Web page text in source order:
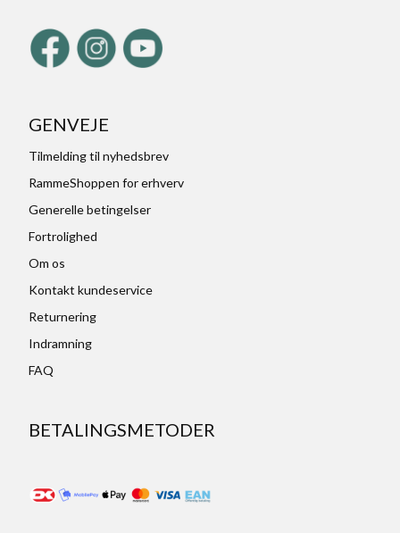
GENVEJE
Tilmelding til nyhedsbrev
RammeShoppen for erhverv
Generelle betingelser
Fortrolighed
Om os
Kontakt kundeservice
Returnering
Indramning
FAQ
BETALINGSMETODER